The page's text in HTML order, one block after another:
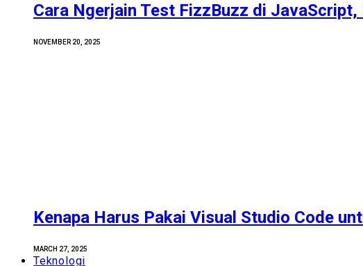
Cara Ngerjain Test FizzBuzz di JavaScript,
NOVEMBER 20, 2025
Kenapa Harus Pakai Visual Studio Code
MARCH 27, 2025
Teknologi